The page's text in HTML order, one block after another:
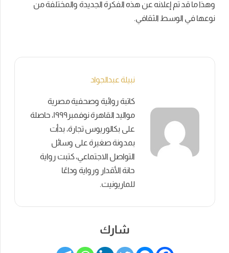
وهذا ما قد تم إعلانه عن هذه الفكرة الجديدة والمختلفة من
نوعها في الوسط الثقافي.
نبيلة عبدالجواد
كاتبة روائية وصحفية مصرية
مواليد القاهرة نوفمبر١٩٩٩، حاصلة
على بكالوريوس تجارة، بدأت
بمدونة صغيرة على وسائل
التواصل الاجتماعي، كتبت رواية
حانة الأقدار ورواية وداعًا
للماريونيت.
شارك